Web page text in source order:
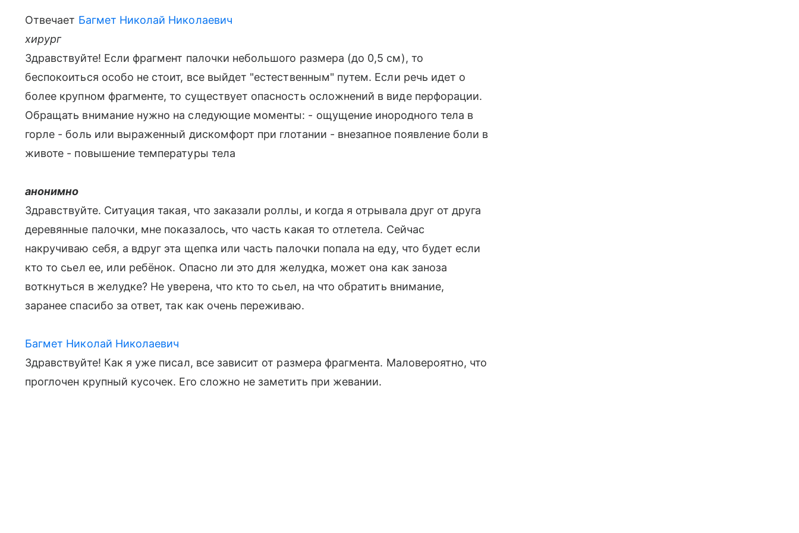
Отвечает Багмет Николай Николаевич
хирург
Здравствуйте! Если фрагмент палочки небольшого размера (до 0,5 см), то
беспокоиться особо не стоит, все выйдет "естественным" путем. Если речь идет о
более крупном фрагменте, то существует опасность осложнений в виде перфорации.
Обращать внимание нужно на следующие моменты: - ощущение инородного тела в
горле - боль или выраженный дискомфорт при глотании - внезапное появление боли в
животе - повышение температуры тела
анонимно
Здравствуйте. Ситуация такая, что заказали роллы, и когда я отрывала друг от друга
деревянные палочки, мне показалось, что часть какая то отлетела. Сейчас
накручиваю себя, а вдруг эта щепка или часть палочки попала на еду, что будет если
кто то сьел ее, или ребёнок. Опасно ли это для желудка, может она как заноза
воткнуться в желудке? Не уверена, что кто то сьел, на что обратить внимание,
заранее спасибо за ответ, так как очень переживаю.
Багмет Николай Николаевич
Здравствуйте! Как я уже писал, все зависит от размера фрагмента. Маловероятно, что
проглочен крупный кусочек. Его сложно не заметить при жевании.